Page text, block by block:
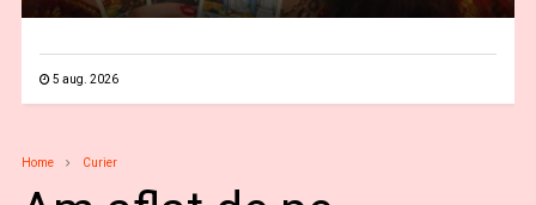
5 aug. 2026
Home Curier